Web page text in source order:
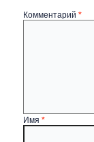
Комментарий*
Имя*